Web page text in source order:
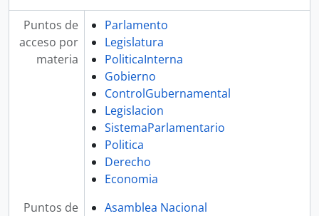
Puntos de
acceso por
materia
Parlamento
Legislatura
PoliticaInterna
Gobierno
ControlGubernamental
Legislacion
SistemaParlamentario
Politica
Derecho
Economia
Puntos de
Asamblea Nacional